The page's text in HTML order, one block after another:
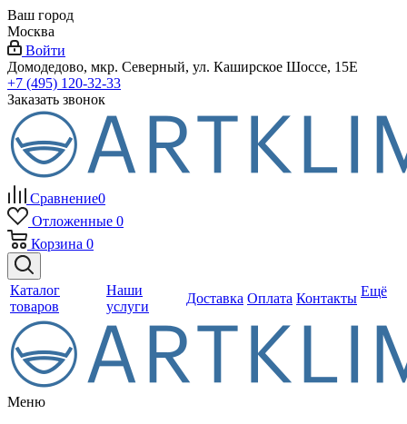
Ваш город
Москва
Войти
Домодедово, мкр. Северный, ул. Каширское Шоссе, 15Е
+7 (495) 120-32-33
Заказать звонок
Сравнение0
Отложенные 0
Корзина 0
Каталог
товаров
Наши
услуги
Доставка Оплата Контакты Ещё
Меню